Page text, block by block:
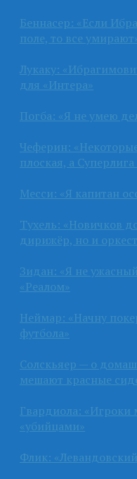
Беннасер: «Если
поле, то все
Лукаку:
для «Интера»
Погба: «Я не умею
Чеферин:
плоская, а Суперлига
Месси: «Я капитан
Тухель: «Новичков
дирижёр, но и
Зидан: «Я не
«Реалом»
Неймар: «Начну
футбола»
Солскьяер — о
мешают красные
Гвардиола: «Игроки
«убийцами»
Флик: